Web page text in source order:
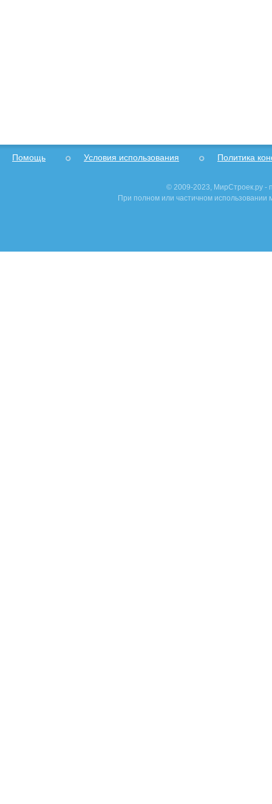
Помощь Условия использования Политика
© 2009-2023, МирСтроек.ру -
При полном или частичном использовании